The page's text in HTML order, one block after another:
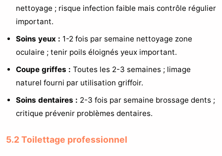
nettoyage ; risque infection faible mais contrôle régulier
important.
Soins yeux : 1-2 fois par semaine nettoyage zone
oculaire ; tenir poils éloignés yeux important.
Coupe griffes : Toutes les 2-3 semaines ; limage
naturel fourni par utilisation griffoir.
Soins dentaires : 2-3 fois par semaine brossage dents ;
critique prévenir problèmes dentaires.
5.2 Toilettage professionnel